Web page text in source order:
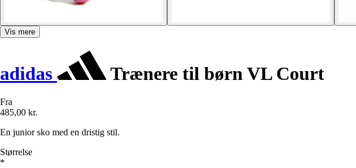
Vis mere
adidas Trænere til børn VL Court
Fra
485,00 kr.
En junior sko med en dristig stil.
Størrelse
*